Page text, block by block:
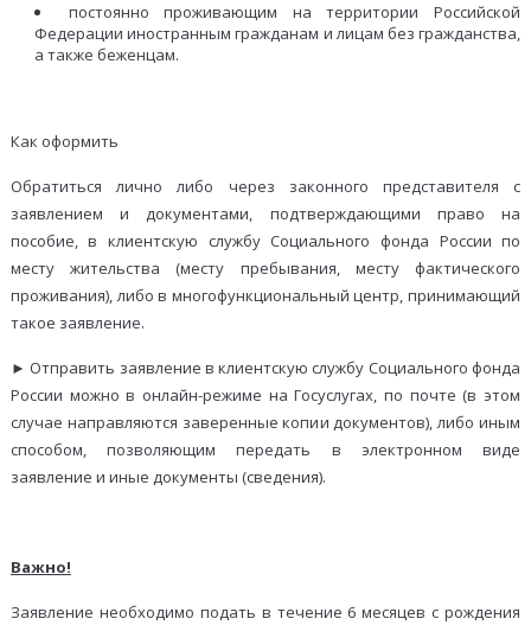
постоянно проживающим на территории Российской
Федерации иностранным гражданам и лицам без гражданства,
а также беженцам.
Как оформить
Обратиться лично либо через законного представителя с
заявлением и документами, подтверждающими право на
пособие, в клиентскую службу Социального фонда России по
месту жительства (месту пребывания, месту фактического
проживания), либо в многофункциональный центр, принимающий
такое заявление.
► Отправить заявление в клиентскую службу Социального фонда
России можно в онлайн-режиме на Госуслугах, по почте (в этом
случае направляются заверенные копии документов), либо иным
способом, позволяющим передать в электронном виде
заявление и иные документы (сведения).
Важно!
Заявление необходимо подать в течение 6 месяцев с рождения